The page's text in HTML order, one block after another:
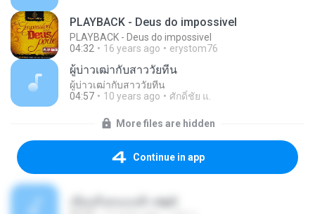
PLAYBACK - Deus do impossivel
PLAYBACK - Deus do impossivel
04:32
16 years ago erystom76
ผู้บ่าวเฒ่ากับสาววัยทีน
ผู้บ่าวเฒ่ากับสาววัยทีน
04:57
10 years ago ศักดิ์ชัย แ.
More files are hidden
Continue in app
เขียนถึงคนบนฟ้า.mp3